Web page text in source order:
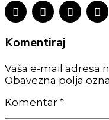
Komentiraj
Vaša e-mail adresa
Obavezna polja
Komentar *